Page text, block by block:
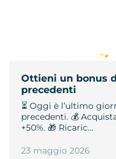
Ottieni un bonus
precedenti
⏳ Oggi è l’ultimo
precedenti. 💰
+50%. 🎁 Ricaric…
23 maggio 2026